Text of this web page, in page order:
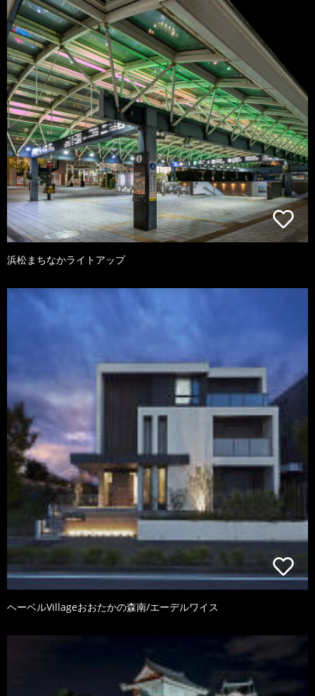
浜松まちなかライトアップ
ヘーベルVillageおおたかの森南/エーデルワイス